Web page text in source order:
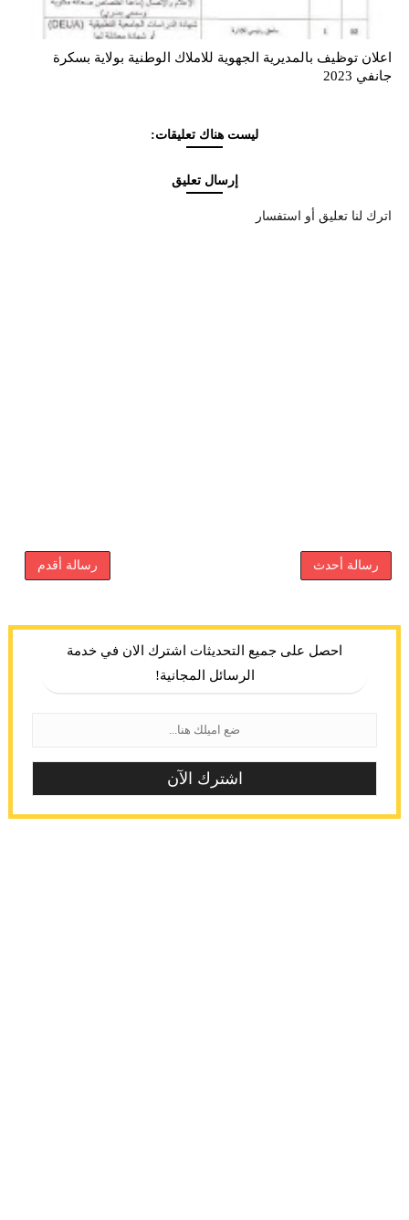
اعلان توظيف بالمديرية الجهوية للاملاك الوطنية بولاية بسكرة
جانفي 2023
ليست هناك تعليقات:
إرسال تعليق
اترك لنا تعليق أو استفسار
رسالة أحدث رسالة أقدم
احصل على جميع التحديثات اشترك الان في خدمة
الرسائل المجانية!